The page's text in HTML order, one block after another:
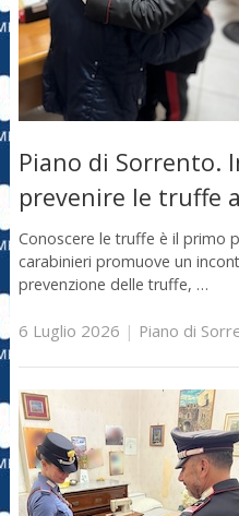
Piano di Sorrento.
prevenire le truffe
Conoscere le truffe è il primo
carabinieri promuove un
prevenzione delle truffe, …
6 Luglio 2026 | Piano di